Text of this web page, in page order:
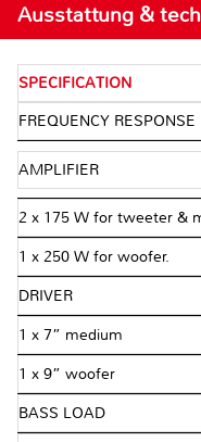
Ausstattung &
SPECIFICATION
FREQUENCY RESPONSE
AMPLIFIER
2 x 175 W for tweeter &
1 x 250 W for woofer.
DRIVER
1 x 7” medium
1 x 9” woofer
BASS LOAD